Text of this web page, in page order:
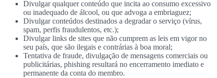
Divulgar qualquer conteúdo que incita ao consumo excessivo
ou inadequado de álcool, ou que advoga a embriaguez;
Divulgar conteúdos destinados a degradar o serviço (vírus,
spam, perfis fraudulentos, etc.);
Divulgar links de sites que não cumprem as leis em vigor no
seu país, que são ilegais e contrárias à boa moral;
Tentativa de fraude, divulgação de mensagens comerciais ou
publicitárias, phishing resultará no encerramento imediato e
permanente da conta do membro.